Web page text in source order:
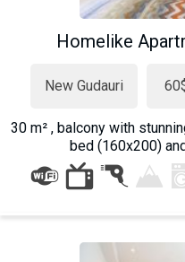
Homelike
New Gudauri
30 m² , balcony with
bed (160x200)